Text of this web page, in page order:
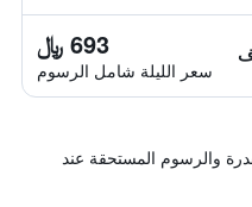
693 ﷼
سعر الليلة شامل الرسوم
والرسوم المستحقة عند